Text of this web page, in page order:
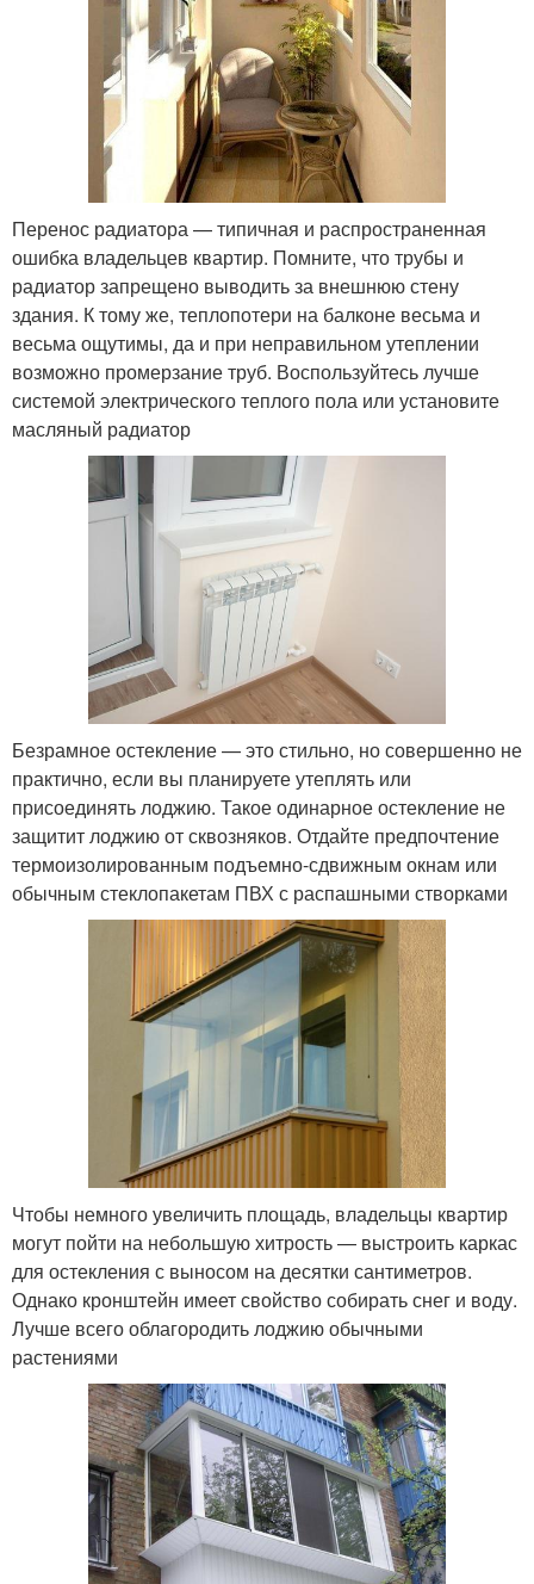
Перенос радиатора — типичная и распространенная
ошибка владельцев квартир. Помните, что трубы и
радиатор запрещено выводить за внешнюю стену
здания. К тому же, теплопотери на балконе весьма и
весьма ощутимы, да и при неправильном утеплении
возможно промерзание труб. Воспользуйтесь лучше
системой электрического теплого пола или установите
масляный радиатор
Безрамное остекление — это стильно, но совершенно не
практично, если вы планируете утеплять или
присоединять лоджию. Такое одинарное остекление не
защитит лоджию от сквозняков. Отдайте предпочтение
термоизолированным подъемно-сдвижным окнам или
обычным стеклопакетам ПВХ с распашными створками
Чтобы немного увеличить площадь, владельцы квартир
могут пойти на небольшую хитрость — выстроить каркас
для остекления с выносом на десятки сантиметров.
Однако кронштейн имеет свойство собирать снег и воду.
Лучше всего облагородить лоджию обычными
растениями